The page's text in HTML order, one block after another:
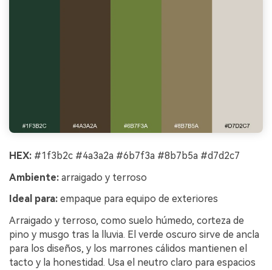
HEX: #1f3b2c #4a3a2a #6b7f3a #8b7b5a #d7d2c7
Ambiente: arraigado y terroso
Ideal para: empaque para equipo de exteriores
Arraigado y terroso, como suelo húmedo, corteza de
pino y musgo tras la lluvia. El verde oscuro sirve de ancla
para los diseños, y los marrones cálidos mantienen el
tacto y la honestidad. Usa el neutro claro para espacios